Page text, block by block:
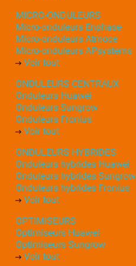
MICRO-ONDULEURS
Micro-onduleurs Enphase
Micro-onduleurs Atmoce
Micro-onduleurs APsystems
Voir tout
ONDULEURS CENTRAUX
Onduleurs Huawei
Onduleurs Sungrow
Onduleurs Fronius
Voir tout
ONDULEURS HYBRIDES
Onduleurs hybrides Huawei
Onduleurs hybrides Sungrow
Onduleurs hybrides Fronius
Voir tout
OPTIMISEURS
Optimiseurs Huawei
Optimiseurs Sungrow
Voir tout